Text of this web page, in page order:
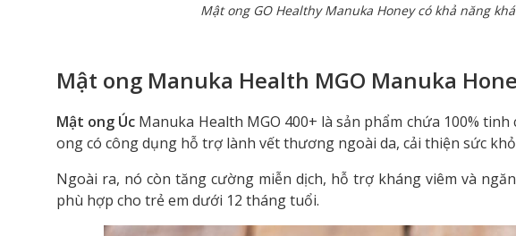
Mật ong GO Healthy Manuka Honey có khả năng
Mật ong Manuka Health MGO Manuka
Mật ong Úc Manuka Health MGO 400+ là sản phẩm chứa 100%
ong có công dụng hỗ trợ lành vết thương ngoài da, cải thiện sức
Ngoài ra, nó còn tăng cường miễn dịch, hỗ trợ kháng viêm và
phù hợp cho trẻ em dưới 12 tháng tuổi.